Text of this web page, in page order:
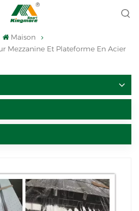
Maison
Mezzanine Et Plateforme En Acier